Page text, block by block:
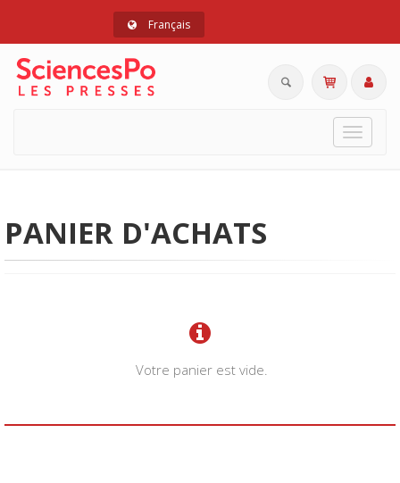
Français
Toggle
PANIER D'ACHATS
Votre panier est vide.